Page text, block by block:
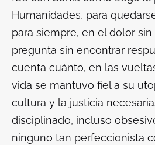
Humanidades, para
para siempre, en el dolor
pregunta sin encontrar
cuenta cuánto, en las
vida se mantuvo fiel a su
cultura y la justicia
disciplinado, incluso
ninguno tan perfeccionista